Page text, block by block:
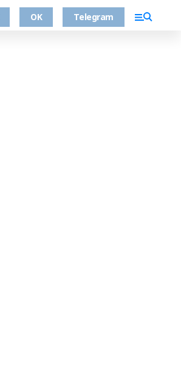
OK Telegram